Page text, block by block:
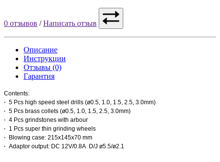
0 отзывов /Написать отзыв
Описание
Инструкции
Отзывы (0)
Гарантия
Contents:
· 5 Pcs high speed steel drills (ø0.5, 1.0, 1.5, 2.5, 3.0mm)
· 5 Pcs brass collets (ø0.5, 1.0, 1.5, 2.5, 3.0mm)
· 4 Pcs grindstones with arbour
· 1 Pcs super thin grinding wheels
· Blowing case: 215x145x70 mm
· Adaptor output: DC 12V/0.8A D/J ø5.5/ø2.1